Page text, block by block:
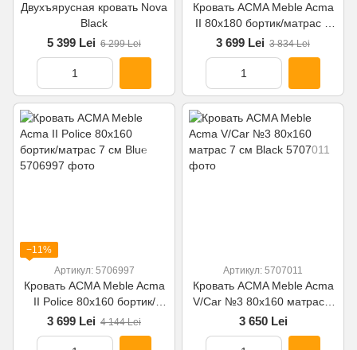
Двухъярусная кровать Nova
Black
5 399 Lei 6 299 Lei
Кровать ACMA Meble Acma
II 80x180 бортик/матрас 7
см White
3 699 Lei 3 834 Lei
−11%
Артикул: 5706997
Кровать ACMA Meble Acma
II Police 80x160 бортик/
матрас 7 см Blue
3 699 Lei 4 144 Lei
Артикул: 5707011
Кровать ACMA Meble Acma
V/Car №3 80x160 матрас 7
см Black
3 650 Lei